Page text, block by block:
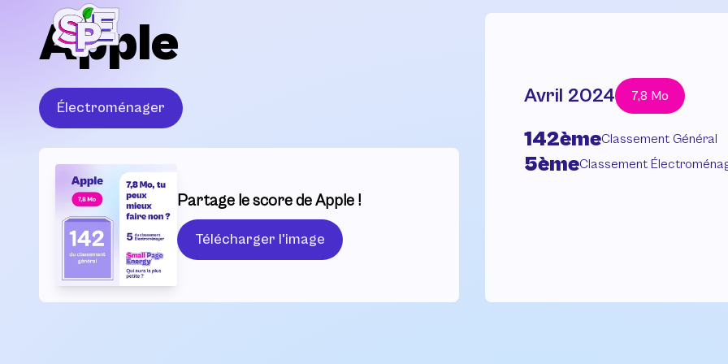
Apple
Électroménager
Partage le score de Apple !
Télécharger l'image
Avril 2024 7,8 Mo
142èmeClassement Général
5èmeClassement